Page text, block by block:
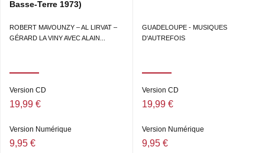
Daco) Valse • AH ! PAS FAIT MOIN SA (Alphonso) Biguine
(Alphonso) Biguine • MON ÎLE (Alphonso) Rumba • LA
SAMBA ANTILLAISE (Alphonso) Samba.
Basse-Terre 1973)
ROBERT MAVOUNZY – AL LIRVAT –
GÉRARD LA VINY AVEC ALAIN...
Version CD
19,99 €
Version Numérique
9,95 €
GUADELOUPE - MUSIQUES
D'AUTREFOIS
Version CD
19,99 €
Version Numérique
9,95 €